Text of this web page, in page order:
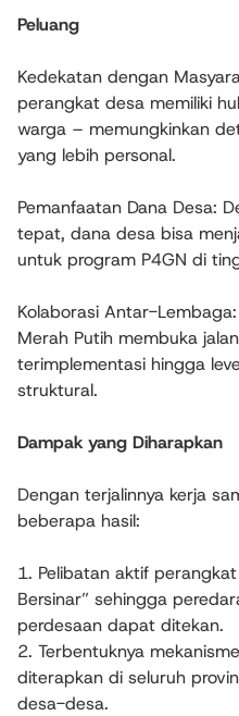
Peluang
Kedekatan dengan
perangkat desa memiliki
warga – memungkinkan
yang lebih personal.
Pemanfaatan Dana Desa:
tepat, dana desa bisa
untuk program P4GN di
Kolaborasi Antar-
Merah Putih membuka
terimplementasi hingga
struktural.
Dampak yang Diharapkan
Dengan terjalinnya kerja
beberapa hasil:
1. Pelibatan aktif
Bersinar” sehingga
perdesaan dapat ditekan.
2. Terbentuknya
diterapkan di seluruh
desa-desa.